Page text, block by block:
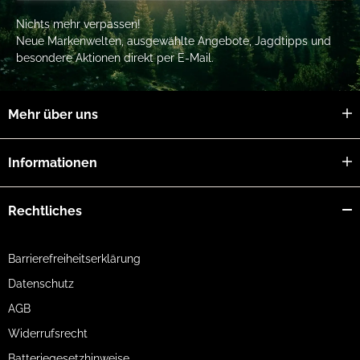
Dämmerungszahl 15,8
Sehfeld auf 1.000 m 100 m
Sehfeld für
100 m
Objektiver Sehwinkel
Einstellbarer
Transmission
Dioptrienausgleich
Brillenträgerokular
Augenmuschel
Nichts mehr verpassen!
Neue Markenwelten, ausgewählte Angebote, Jagdtipps und
besondere Aktionen direkt per E-Mail.
Mehr über uns
Informationen
Rechtliches
Barrierefreiheitserklärung
Datenschutz
AGB
Widerrufsrecht